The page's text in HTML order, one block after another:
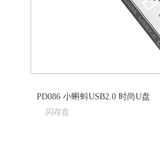
PD086 小蝌蚪USB2.0 时尚U盘
闪存盘